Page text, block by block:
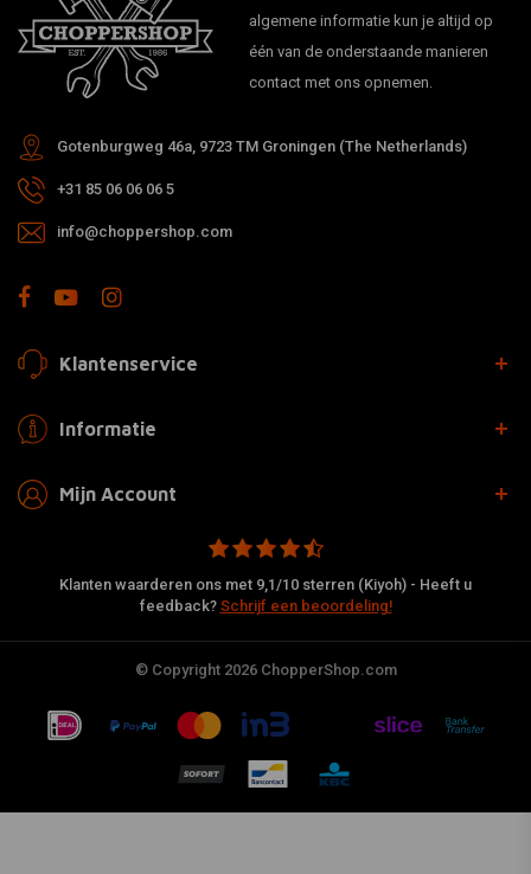
algemene informatie kun je altijd op
één van de onderstaande manieren
contact met ons opnemen.
Gotenburgweg 46a, 9723 TM Groningen (The Netherlands)
+31 85 06 06 06 5
info@choppershop.com
Klantenservice
Informatie
Mijn Account
Klanten waarderen ons met 9,1/10 sterren (Kiyoh) - Heeft u
feedback? Schrijf een beoordeling!
© Copyright 2026 ChopperShop.com